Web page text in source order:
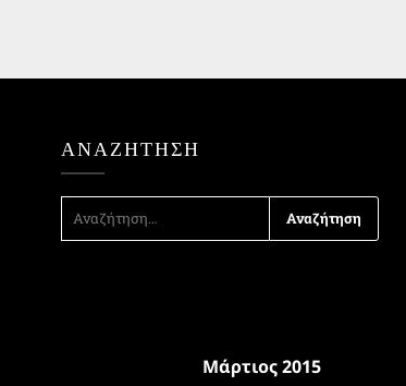
ΑΝΑΖΉΤΗΣΗ
ΑΝΑΖΉΤΗΣΗ
Μάρτιος 2015